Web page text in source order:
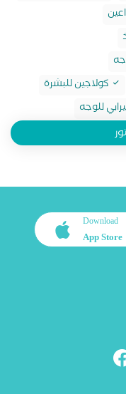
كولاجين للبشرة
للوجه
Download
App Store